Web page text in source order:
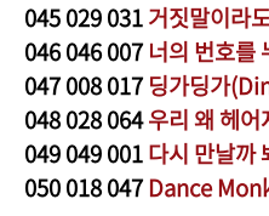
045029 031거짓말이라
046046 007 너의 번호를
047008 017 딩가딩가
048028 064우리 왜 헤어
049 049 001다시 만날까
050018 047Dance